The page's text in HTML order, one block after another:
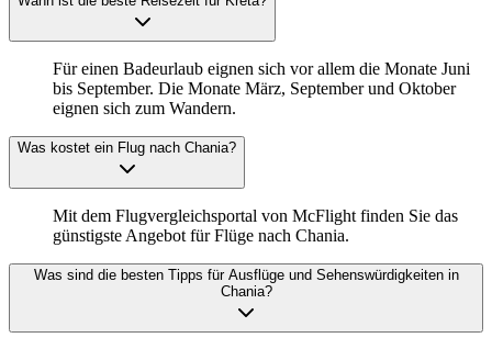
Für einen Badeurlaub eignen sich vor allem die Monate Juni
bis September. Die Monate März, September und Oktober
eignen sich zum Wandern.
Was kostet ein Flug nach Chania?
Mit dem Flugvergleichsportal von McFlight finden Sie das
günstigste Angebot für Flüge nach Chania.
Was sind die besten Tipps für Ausflüge und Sehenswürdigkeiten in
Chania?